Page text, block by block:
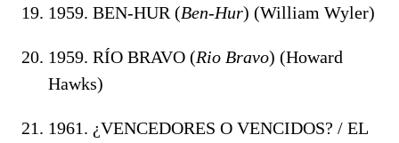
1959. BEN-HUR (Ben-Hur) (William Wyler)
1959. RÍO BRAVO (Rio Bravo) (Howard
Hawks)
1961. ¿VENCEDORES O VENCIDOS? / EL